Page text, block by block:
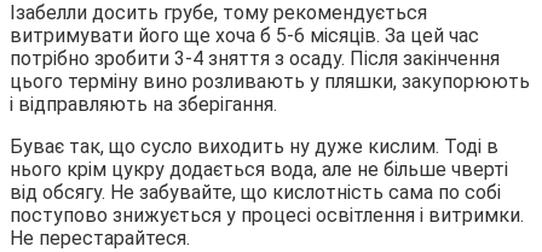
Ізабелли досить грубе, тому рекомендується
витримувати його ще хоча б 5-6 місяців. За цей час
потрібно зробити 3-4 зняття з осаду. Після закінчення
цього терміну вино розливають у пляшки, закупорюють
і відправляють на зберігання.
Буває так, що сусло виходить ну дуже кислим. Тоді в
нього крім цукру додається вода, але не більше чверті
від обсягу. Не забувайте, що кислотність сама по собі
поступово знижується у процесі освітлення і витримки.
Не перестарайтеся.